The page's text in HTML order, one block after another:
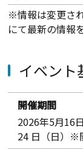
※情報は変更さ
にて最新の情報
イベント
開催期間
2026年5月16
24 日（日）※